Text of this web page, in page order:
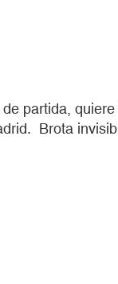
partida,
Brota